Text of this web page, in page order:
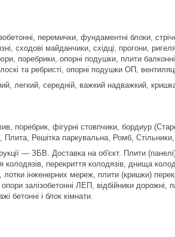
перемички, фундаментні блоки,
сходові майданчики, східці, прогони,
поребрики, опорні подушки, плити балконні
та ребристі, опорні подушки ОП,
легкий, середній, важкий надважкий,
поребрик, фігурні стовпчики, бордиур
Решітка паркувальна, Ромб,
― ЗБВ. Доставка на об'єкт. Плити
колодязів, перекриття колодязів, днища
лотки інженерних мереж, плити (кришки)
залізобетонні ЛЕП, відбійники дорожні,
бетонні і блок кімнати.